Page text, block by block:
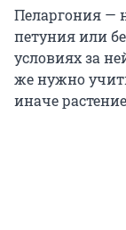
Пеларгония —
петуния или
условиях за
же нужно
иначе